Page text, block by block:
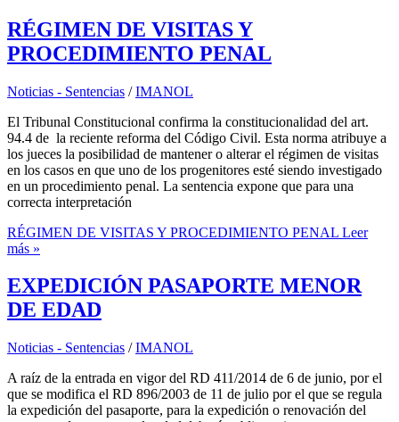
RÉGIMEN DE VISITAS Y
PROCEDIMIENTO PENAL
Noticias - Sentencias /IMANOL
El Tribunal Constitucional confirma la constitucionalidad del art.
94.4 de la reciente reforma del Código Civil. Esta norma atribuye a
los jueces la posibilidad de mantener o alterar el régimen de visitas
en los casos en que uno de los progenitores esté siendo investigado
en un procedimiento penal. La sentencia expone que para una
correcta interpretación
RÉGIMEN DE VISITAS Y PROCEDIMIENTO PENAL Leer
más »
EXPEDICIÓN PASAPORTE MENOR
DE EDAD
Noticias - Sentencias /IMANOL
A raíz de la entrada en vigor del RD 411/2014 de 6 de junio, por el
que se modifica el RD 896/2003 de 11 de julio por el que se regula
la expedición del pasaporte, para la expedición o renovación del